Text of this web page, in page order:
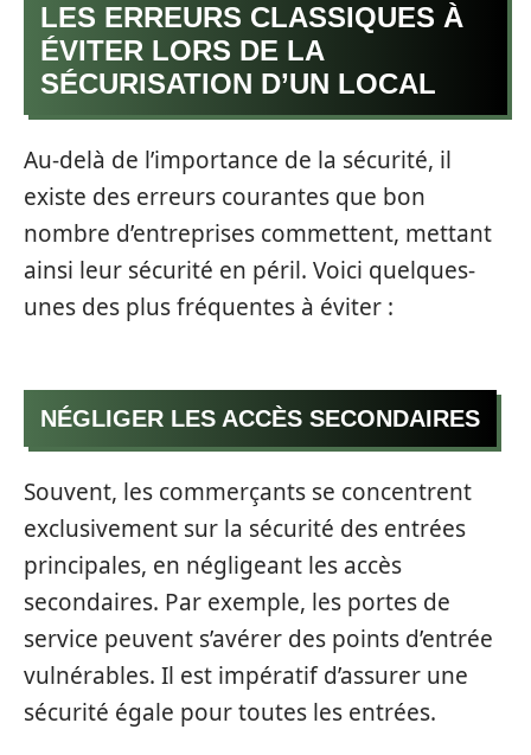
LES ERREURS CLASSIQUES À
ÉVITER LORS DE LA
SÉCURISATION D’UN LOCAL
Au-delà de l’importance de la sécurité, il
existe des erreurs courantes que bon
nombre d’entreprises commettent, mettant
ainsi leur sécurité en péril. Voici quelques-
unes des plus fréquentes à éviter :
NÉGLIGER LES ACCÈS SECONDAIRES
Souvent, les commerçants se concentrent
exclusivement sur la sécurité des entrées
principales, en négligeant les accès
secondaires. Par exemple, les portes de
service peuvent s’avérer des points d’entrée
vulnérables. Il est impératif d’assurer une
sécurité égale pour toutes les entrées.